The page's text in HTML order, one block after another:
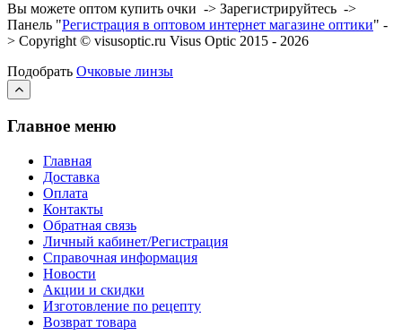
Вы можете оптом купить очки -> Зарегистрируйтесь ->
Панель "Регистрация в оптовом интернет магазине оптики" -
> Copyright © visusoptic.ru Visus Optic 2015 - 2026
Подобрать Очковые линзы
Главное меню
Главная
Доставка
Оплата
Контакты
Обратная связь
Личный кабинет/Регистрация
Справочная информация
Новости
Акции и скидки
Изготовление по рецепту
Возврат товара